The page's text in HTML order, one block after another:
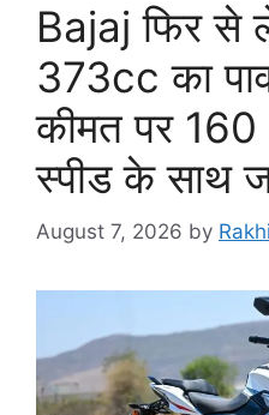
Bajaj फिर से
373cc का
कीमत पर
स्पीड के साथ
August 7, 2026 by